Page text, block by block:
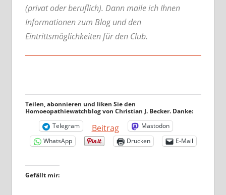
(privat oder beruflich). Dann maile ich Ihnen
Informationen zum Blog und den
Eintrittsmöglichkeiten für den Club.
Teilen, abonnieren und liken Sie den
Homoeopathiewatchblog von Christian J. Becker. Danke:
Telegram
Beitrag
Mastodon
WhatsApp
Drucken E-Mail
Gefällt mir: